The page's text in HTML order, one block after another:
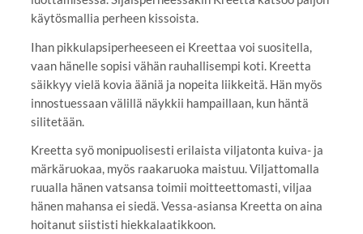
käytösmallia perheen kissoista.
Ihan pikkulapsiperheeseen ei Kreettaa voi suositella,
vaan hänelle sopisi vähän rauhallisempi koti. Kreetta
säikkyy vielä kovia ääniä ja nopeita liikkeitä. Hän myös
innostuessaan välillä näykkii hampaillaan, kun häntä
silitetään.
Kreetta syö monipuolisesti erilaista viljatonta kuiva- ja
märkäruokaa, myös raakaruoka maistuu. Viljattomalla
ruualla hänen vatsansa toimii moitteettomasti, viljaa
hänen mahansa ei siedä. Vessa-asiansa Kreetta on aina
hoitanut siististi hiekkalaatikkoon.